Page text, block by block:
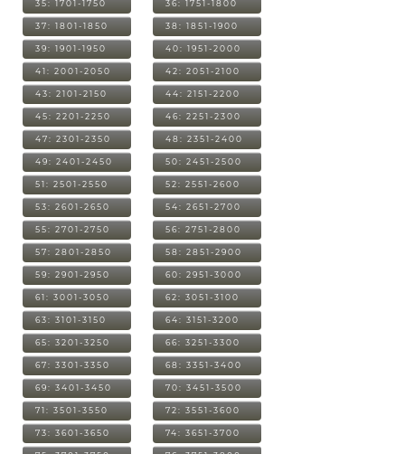
35: 1701-1750 36: 1751-1800
37: 1801-1850 38: 1851-1900
39: 1901-1950 40: 1951-2000
41: 2001-2050 42: 2051-2100
43: 2101-2150 44: 2151-2200
45: 2201-2250 46: 2251-2300
47: 2301-2350 48: 2351-2400
49: 2401-2450 50: 2451-2500
51: 2501-2550 52: 2551-2600
53: 2601-2650 54: 2651-2700
55: 2701-2750 56: 2751-2800
57: 2801-2850 58: 2851-2900
59: 2901-2950 60: 2951-3000
61: 3001-3050 62: 3051-3100
63: 3101-3150 64: 3151-3200
65: 3201-3250 66: 3251-3300
67: 3301-3350 68: 3351-3400
69: 3401-3450 70: 3451-3500
71: 3501-3550 72: 3551-3600
73: 3601-3650 74: 3651-3700